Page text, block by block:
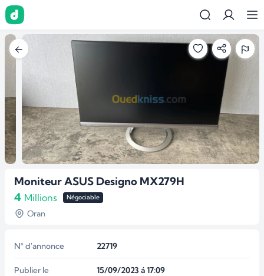
Moniteur ASUS Designo MX279H
4 Millions Négociable
Oran
N° d'annonce 22719
Publier le 15/09/2023 á 17:09